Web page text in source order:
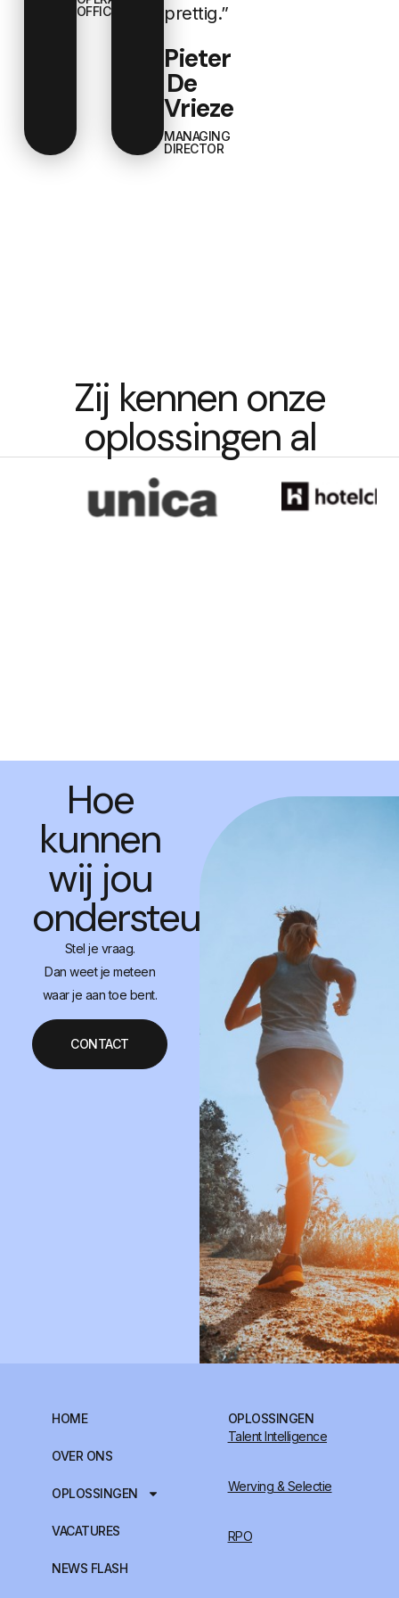
OFFICER
prettig.”
Pieter
De
Vrieze
MANAGING
DIRECTOR
Zij kennen onze
oplossingen al
Hoe
kunnen
wij jou
ondersteunen?
Stel je vraag.
Dan weet je meteen
waar je aan toe bent.
CONTACT
HOME
OVER ONS
OPLOSSINGEN
VACATURES
NEWS FLASH
OPLOSSINGEN
Talent Intelligence
Werving & Selectie
RPO